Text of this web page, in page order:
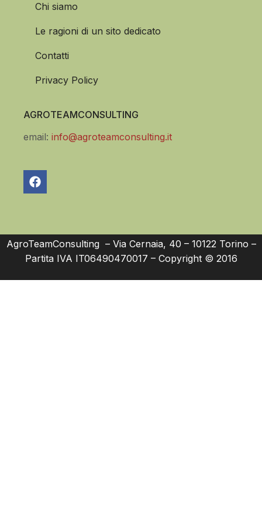
Chi siamo
Le ragioni di un sito dedicato
Contatti
Privacy Policy
AGROTEAMCONSULTING
email: info@agroteamconsulting.it
AgroTeamConsulting – Via Cernaia, 40 – 10122 Torino –
Partita IVA IT06490470017 – Copyright © 2016